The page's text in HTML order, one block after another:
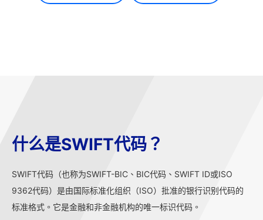
什么是SWIFT代码？
SWIFT代码（也称为SWIFT-BIC、BIC代码、SWIFT ID或ISO
9362代码）是由国际标准化组织（ISO）批准的银行识别代码的
标准格式。它是金融和非金融机构的唯一标识代码。